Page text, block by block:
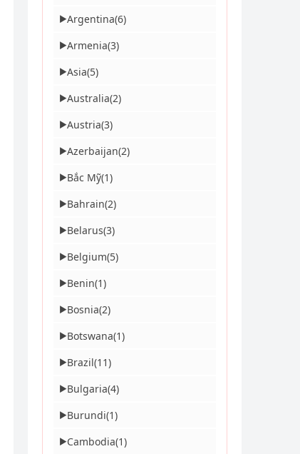
▶Argentina(6)
▶Armenia(3)
▶Asia(5)
▶Australia(2)
▶Austria(3)
▶Azerbaijan(2)
▶Bắc Mỹ(1)
▶Bahrain(2)
▶Belarus(3)
▶Belgium(5)
▶Benin(1)
▶Bosnia(2)
▶Botswana(1)
▶Brazil(11)
▶Bulgaria(4)
▶Burundi(1)
▶Cambodia(1)